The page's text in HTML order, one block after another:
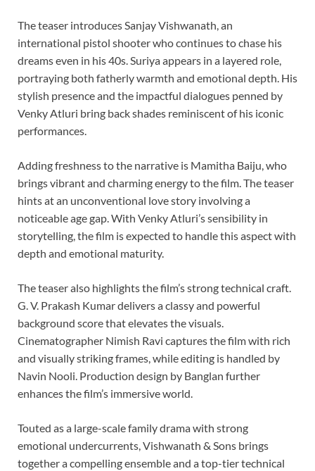
The teaser introduces Sanjay Vishwanath, an
international pistol shooter who continues to chase his
dreams even in his 40s. Suriya appears in a layered role,
portraying both fatherly warmth and emotional depth. His
stylish presence and the impactful dialogues penned by
Venky Atluri bring back shades reminiscent of his iconic
performances.
Adding freshness to the narrative is Mamitha Baiju, who
brings vibrant and charming energy to the film. The teaser
hints at an unconventional love story involving a
noticeable age gap. With Venky Atluri’s sensibility in
storytelling, the film is expected to handle this aspect with
depth and emotional maturity.
The teaser also highlights the film’s strong technical craft.
G. V. Prakash Kumar delivers a classy and powerful
background score that elevates the visuals.
Cinematographer Nimish Ravi captures the film with rich
and visually striking frames, while editing is handled by
Navin Nooli. Production design by Banglan further
enhances the film’s immersive world.
Touted as a large-scale family drama with strong
emotional undercurrents, Vishwanath & Sons brings
together a compelling ensemble and a top-tier technical